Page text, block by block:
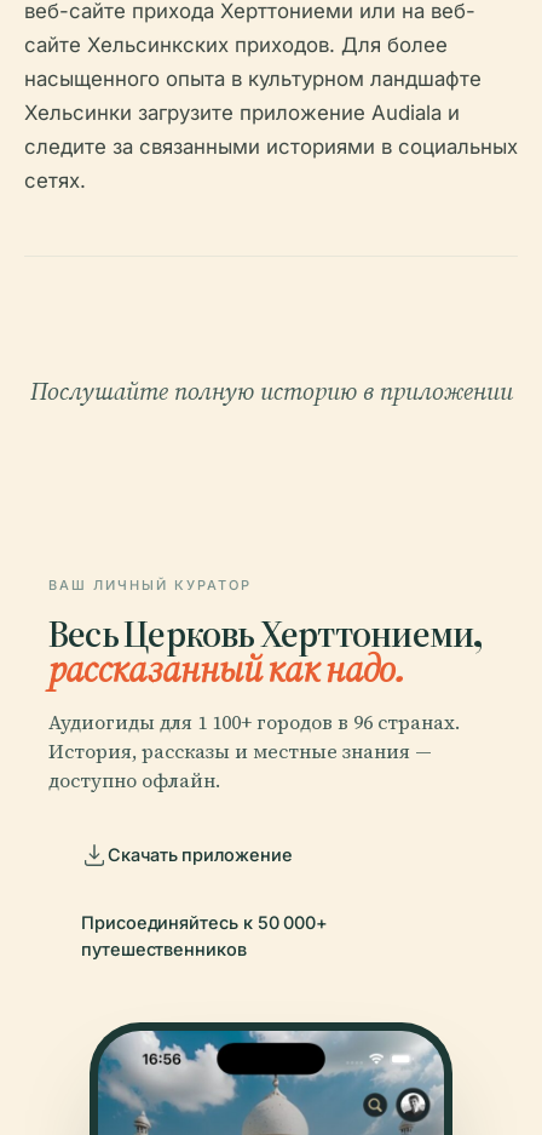
веб-сайте прихода Херттониеми или на веб-
сайте Хельсинкских приходов. Для более
насыщенного опыта в культурном ландшафте
Хельсинки загрузите приложение Audiala и
следите за связанными историями в социальных
сетях.
Послушайте полную историю в приложении
ВАШ ЛИЧНЫЙ КУРАТОР
Весь Церковь Херттониеми,
рассказанный как надо.
Аудиогиды для 1 100+ городов в 96 странах.
История, рассказы и местные знания —
доступно офлайн.
Скачать приложение
Присоединяйтесь к 50 000+
путешественников